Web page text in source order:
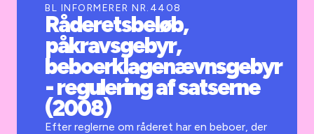
Kurser og arrangementer
Jobportalen
BL INFORMERER NR.4408
Råderetsbeløb,
påkravsgebyr,
beboerklagenævnsgebyr
- regulering af satserne
(2008)
Efter reglerne om råderet har en beboer, der